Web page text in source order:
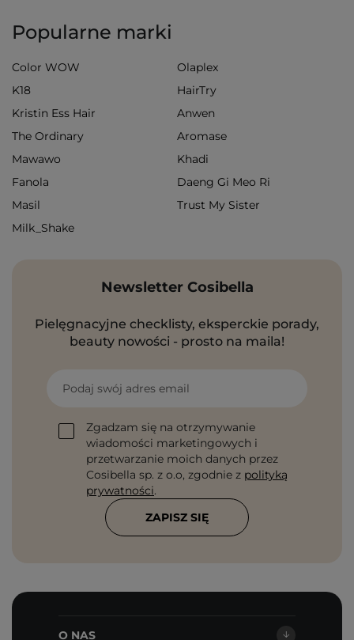
Popularne marki
Color WOW
Olaplex
K18
HairTry
Kristin Ess Hair
Anwen
The Ordinary
Aromase
Mawawo
Khadi
Fanola
Daeng Gi Meo Ri
Masil
Trust My Sister
Milk_Shake
Newsletter Cosibella
Pielęgnacyjne checklisty, eksperckie porady,
beauty nowości - prosto na maila!
Podaj swój adres email
Zgadzam się na otrzymywanie
wiadomości marketingowych i
przetwarzanie moich danych przez
Cosibella sp. z o.o, zgodnie z polityką
prywatności.
ZAPISZ SIĘ
O NAS